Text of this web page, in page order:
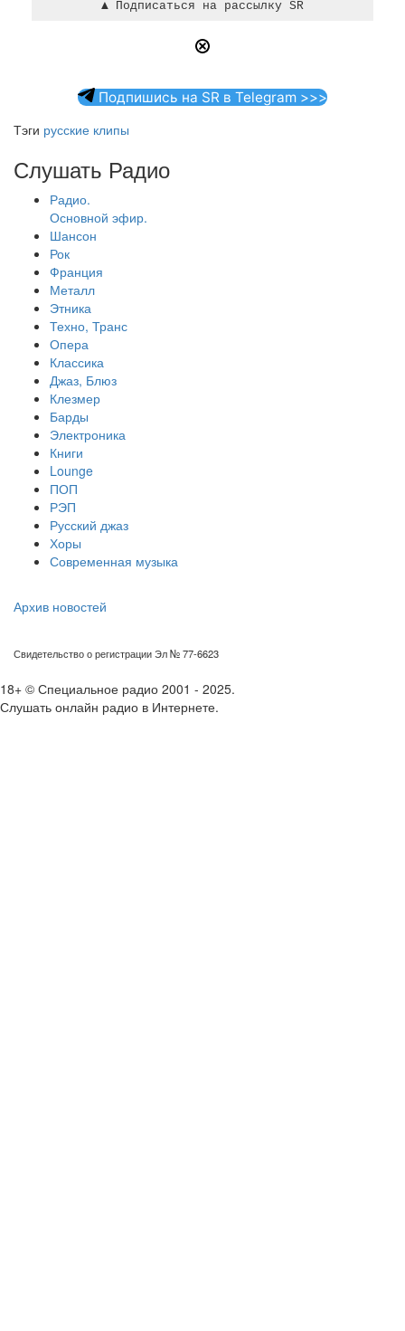
Подпишись на SR в Telegram >>>
Тэги русские клипы
Слушать Радио
Радио.
Основной эфир.
Шансон
Рок
Франция
Металл
Этника
Техно, Транс
Опера
Классика
Джаз, Блюз
Клезмер
Барды
Электроника
Книги
Lounge
ПОП
РЭП
Русский джаз
Хоры
Современная музыка
Архив новостей
Свидетельство о регистрации Эл № 77-6623
18+ © Специальное радио 2001 - 2025.
Слушать онлайн радио в Интернете.